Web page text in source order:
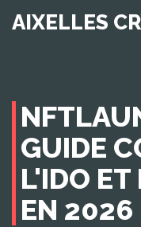
AIXELLES
GUIDE
L'IDO ET
EN 2026